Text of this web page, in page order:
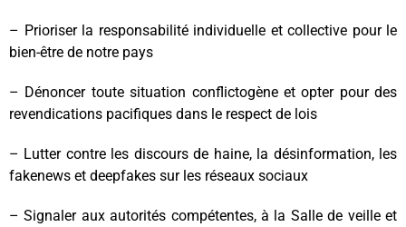
– Prioriser la responsabilité individuelle et collective pour le
bien-être de notre pays
– Dénoncer toute situation conflictogène et opter pour des
revendications pacifiques dans le respect de lois
– Lutter contre les discours de haine, la désinformation, les
fakenews et deepfakes sur les réseaux sociaux
– Signaler aux autorités compétentes, à la Salle de veille et